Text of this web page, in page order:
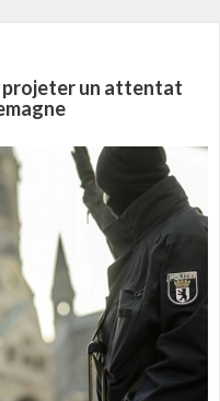
projeter un attentat